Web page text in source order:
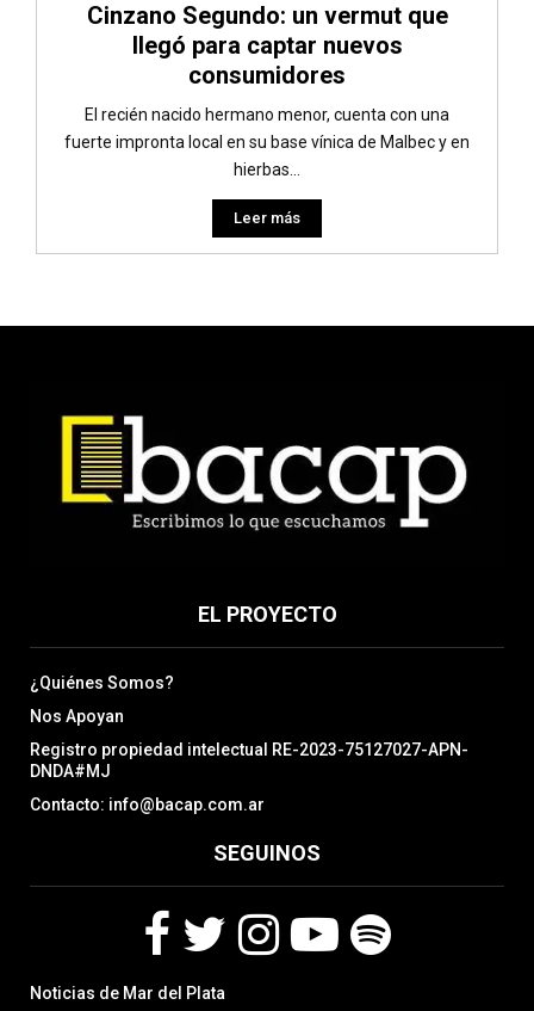
Cinzano Segundo: un vermut que
llegó para captar nuevos
consumidores
El recién nacido hermano menor, cuenta con una
fuerte impronta local en su base vínica de Malbec y en
hierbas...
Leer más
EL PROYECTO
¿Quiénes Somos?
Nos Apoyan
Registro propiedad intelectual RE-2023-75127027-APN-
DNDA#MJ
Contacto: info@bacap.com.ar
SEGUINOS
a
w
Noticias de Mar del Plata